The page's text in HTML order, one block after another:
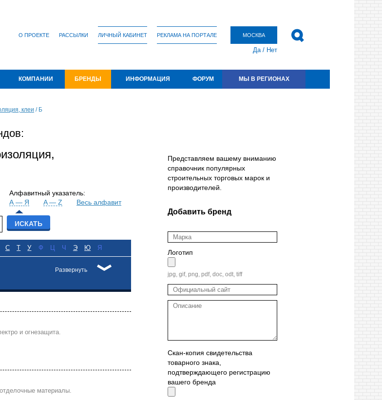
О ПРОЕКТЕ РАССЫЛКИ ЛИЧНЫЙ КАБИНЕТ РЕКЛАМА НА ПОРТАЛЕ МОСКВА
Да/ Нет
КОМПАНИИ БРЕНДЫ ИНФОРМАЦИЯ ФОРУМ МЫ В РЕГИОНАХ
Представляем вашему вниманию
справочник популярных
строительных торговых марок и
производителей.
Добавить бренд
Логотип
jpg, gif, png, pdf, doc, odt, tiff
Скан-копия свидетельства
товарного знака,
подтверждающего регистрацию
вашего бренда
клеи /Б
Алфавитный указатель:
А — Я
A — Z Весь алфавит
С Т У Ф Ц Ч Э Ю Я
Развернуть
и огнезащита.
материалы.